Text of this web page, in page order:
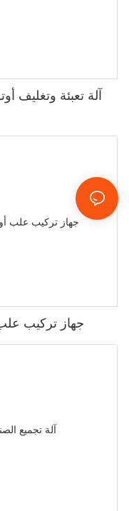
آلة تعبئة وتغليف
جهاز تركيب